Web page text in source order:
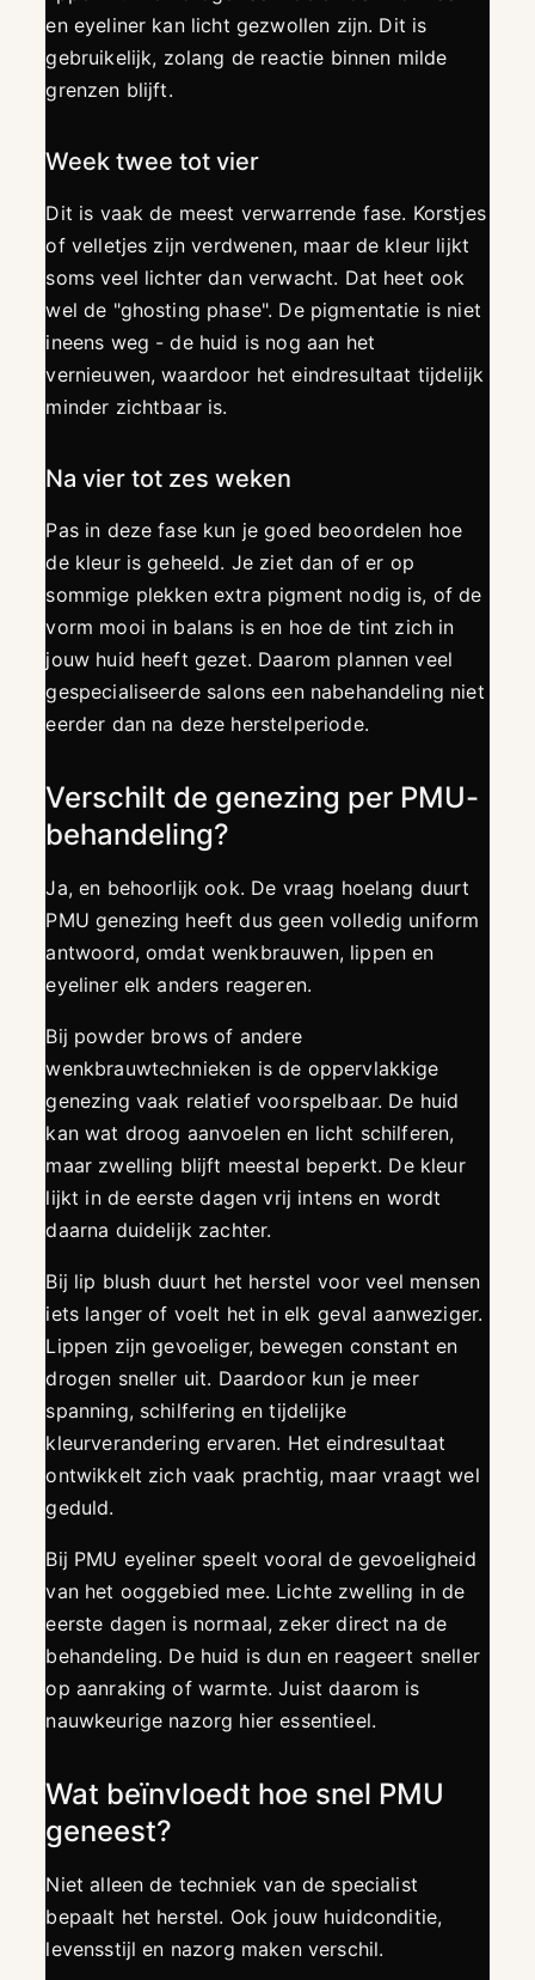
en eyeliner kan licht gezwollen zijn. Dit is
gebruikelijk, zolang de reactie binnen milde
grenzen blijft.
Week twee tot vier
Dit is vaak de meest verwarrende fase. Korstjes
of velletjes zijn verdwenen, maar de kleur lijkt
soms veel lichter dan verwacht. Dat heet ook
wel de "ghosting phase". De pigmentatie is niet
ineens weg - de huid is nog aan het
vernieuwen, waardoor het eindresultaat tijdelijk
minder zichtbaar is.
Na vier tot zes weken
Pas in deze fase kun je goed beoordelen hoe
de kleur is geheeld. Je ziet dan of er op
sommige plekken extra pigment nodig is, of de
vorm mooi in balans is en hoe de tint zich in
jouw huid heeft gezet. Daarom plannen veel
gespecialiseerde salons een nabehandeling niet
eerder dan na deze herstelperiode.
Verschilt de genezing per PMU-
behandeling?
Ja, en behoorlijk ook. De vraag hoelang duurt
PMU genezing heeft dus geen volledig uniform
antwoord, omdat wenkbrauwen, lippen en
eyeliner elk anders reageren.
Bij powder brows of andere
wenkbrauwtechnieken is de oppervlakkige
genezing vaak relatief voorspelbaar. De huid
kan wat droog aanvoelen en licht schilferen,
maar zwelling blijft meestal beperkt. De kleur
lijkt in de eerste dagen vrij intens en wordt
daarna duidelijk zachter.
Bij lip blush duurt het herstel voor veel mensen
iets langer of voelt het in elk geval aanweziger.
Lippen zijn gevoeliger, bewegen constant en
drogen sneller uit. Daardoor kun je meer
spanning, schilfering en tijdelijke
kleurverandering ervaren. Het eindresultaat
ontwikkelt zich vaak prachtig, maar vraagt wel
geduld.
Bij PMU eyeliner speelt vooral de gevoeligheid
van het ooggebied mee. Lichte zwelling in de
eerste dagen is normaal, zeker direct na de
behandeling. De huid is dun en reageert sneller
op aanraking of warmte. Juist daarom is
nauwkeurige nazorg hier essentieel.
Wat beïnvloedt hoe snel PMU
geneest?
Niet alleen de techniek van de specialist
bepaalt het herstel. Ook jouw huidconditie,
levensstijl en nazorg maken verschil.